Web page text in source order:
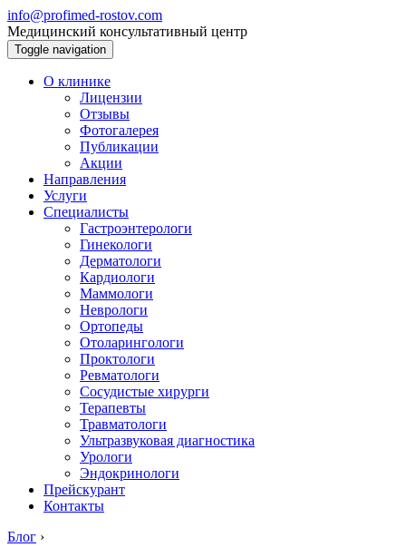
info@profimed-rostov.com
Медицинский консультативный центр
Toggle navigation
О клинике
Лицензии
Отзывы
Фотогалерея
Публикации
Акции
Направления
Услуги
Специалисты
Гастроэнтерологи
Гинекологи
Дерматологи
Кардиологи
Маммологи
Неврологи
Ортопеды
Отоларингологи
Проктологи
Ревматологи
Сосудистые хирурги
Терапевты
Травматологи
Ультразвуковая диагностика
Урологи
Эндокринологи
Прейскурант
Контакты
Блог ›